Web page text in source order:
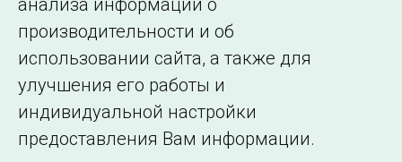
Подписаться на новости
©2005–2026 АО «СО ЕЭС»
Филиалы и
представительства
анализа информации о
производительности и об
использовании сайта, а также для
улучшения его работы и
индивидуальной настройки
предоставления Вам информации.